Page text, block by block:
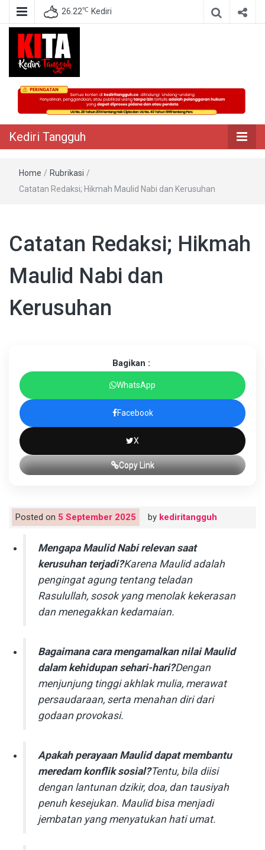
26.22℃ Kediri
Kediri Tangguh
Berita Akurat Terpercaya
Kediri Tangguh
Home / Rubrikasi /
Catatan Redaksi; Hikmah Maulid Nabi dan Kerusuhan
Catatan Redaksi; Hikmah
Maulid Nabi dan
Kerusuhan
Bagikan :
WhatsApp
Facebook
X
Copy Link
Posted on 5 September 2025 by kediritangguh
Mengapa Maulid Nabi relevan saat
kerusuhan terjadi?Karena Maulid adalah
pengingat agung tentang teladan
Rasulullah, sosok yang menolak kekerasan
dan menegakkan kedamaian.
Bagaimana cara mengamalkan nilai Maulid
dalam kehidupan sehari-hari?Dengan
menjunjung tinggi akhlak mulia, merawat
persaudaraan, serta menahan diri dari
godaan provokasi.
Apakah perayaan Maulid dapat membantu
meredam konflik sosial?Tentu, bila diisi
dengan lantunan dzikir, doa, dan tausiyah
penuh kesejukan. Maulid bisa menjadi
jembatan yang menyatukan hati umat.